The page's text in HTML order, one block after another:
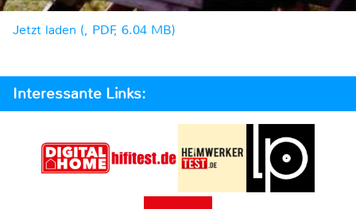
Jetzt laden (, PDF, 6.04 MB)
Interessante Links: